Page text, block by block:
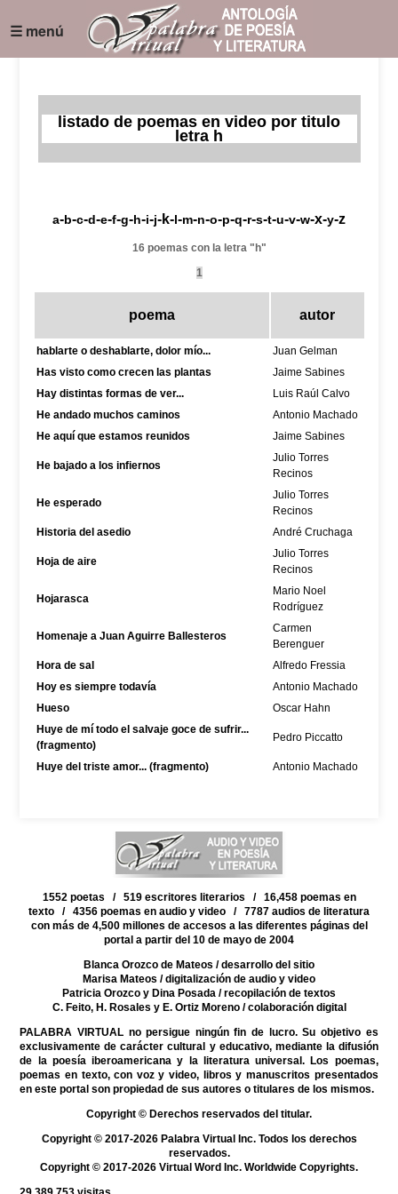
☰ menú
listado de poemas en video por titulo
letra h
a-b-c-d-e-f-g-h-i-j-k-l-m-n-o-p-q-r-s-t-u-v-w-x-y-z
16 poemas con la letra "h"
1
poema autor
hablarte o deshablarte, dolor mío...
Juan Gelman
Has visto como crecen las plantas
Jaime Sabines
Hay distintas formas de ver...
Luis Raúl Calvo
He andado muchos caminos
Antonio Machado
He aquí que estamos reunidos
Jaime Sabines
He bajado a los infiernos
Julio Torres
Recinos
He esperado
Julio Torres
Recinos
Historia del asedio
André Cruchaga
Hoja de aire
Julio Torres
Recinos
Hojarasca
Mario Noel
Rodríguez
Homenaje a Juan Aguirre Ballesteros
Carmen
Berenguer
Hora de sal
Alfredo Fressia
Hoy es siempre todavía
Antonio Machado
Hueso
Oscar Hahn
Huye de mí todo el salvaje goce de sufrir...
(fragmento)
Pedro Piccatto
Huye del triste amor... (fragmento) Antonio Machado
1552 poetas / 519 escritores literarios / 16,458 poemas en
texto / 4356 poemas en audio y video / 7787 audios de literatura
con más de 4,500 millones de accesos a las diferentes páginas del
portal a partir del 10 de mayo de 2004
Blanca Orozco de Mateos / desarrollo del sitio
Marisa Mateos / digitalización de audio y video
Patricia Orozco y Dina Posada / recopilación de textos
C. Feito, H. Rosales y E. Ortiz Moreno/ colaboración digital
PALABRA VIRTUAL no persigue ningún fin de lucro. Su objetivo es
exclusivamente de carácter cultural y educativo, mediante la difusión
de la poesía iberoamericana y la literatura universal. Los poemas,
poemas en texto, con voz y video, libros y manuscritos presentados
en este portal son propiedad de sus autores o titulares de los mismos.
Copyright © Derechos reservados del titular.
Copyright © 2017-2026 Palabra Virtual Inc. Todos los derechos
reservados.
Copyright © 2017-2026 Virtual Word Inc. Worldwide Copyrights.